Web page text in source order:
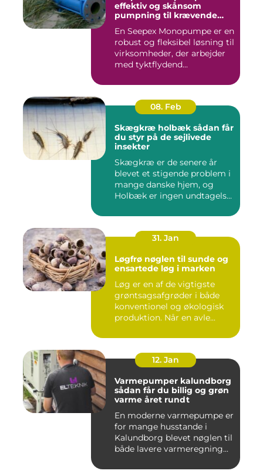
effektiv og skånsom
pumpning til krævende
En Seepex Monopumpe er en
robust og fleksibel løsning til
virksomheder, der arbejder
med tyktflydend...
08. Feb
Skægkræ holbæk sådan får
du styr på de sejlivede
insekter
Skægkræ er de senere år
blevet et stigende problem i
mange danske hjem, og
Holbæk er ingen undtagels...
31. Jan
Løgfrø nøglen til sunde og
ensartede løg i marken
Løg er en af de vigtigste
grøntsagsafgrøder i både
konventionel og økologisk
produktion. Når en avle...
12. Jan
Varmepumper kalundborg
sådan får du billig og grøn
varme året rundt
En moderne varmepumpe er
for mange husstande i
Kalundborg blevet nøglen til
både lavere varmeregning...